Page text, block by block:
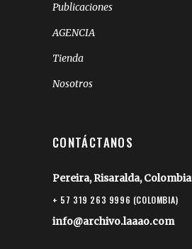
Publicaciones
AGENCIA
Tienda
Nosotros
CONTÁCTANOS
Pereira, Risaralda, Colombia
+ 57 319 263 9996 (COLOMBIA)
info@archivo.laaao.com